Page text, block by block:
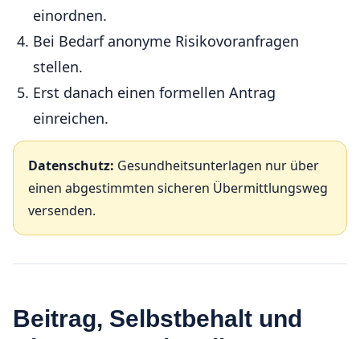
einordnen.
Bei Bedarf anonyme Risikovoranfragen
stellen.
Erst danach einen formellen Antrag
einreichen.
Datenschutz: Gesundheitsunterlagen nur über
einen abgestimmten sicheren Übermittlungsweg
versenden.
Beitrag, Selbst­behalt und